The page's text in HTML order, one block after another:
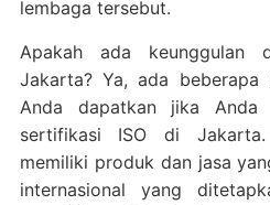
lembaga tersebut.
Apakah ada keunggulan
Jakarta? Ya, ada beberapa
Anda dapatkan jika Anda
sertifikasi ISO di
memiliki produk dan jasa
internasional yang